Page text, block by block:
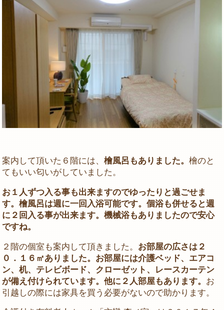
案内して頂いた６階には、檜風呂もありました。檜のと
てもいい匂いがしていました。
お１人ずつ入る事も出来ますのでゆったりと過ごせま
す。檜風呂は週に一回入浴可能です。個浴も併せると週
に２回入る事が出来ます。機械浴もありましたので安心
ですね。
２階の個室も案内して頂きました。 お部屋の広さは２
０．１６㎡ありました。お部屋には介護ベッド、エアコ
ン、机、テレビボード、クローゼット、レースカーテン
が備え付けられています。他に２人部屋もあります。 お
引越しの際には家具を買う必要がないので助かります。